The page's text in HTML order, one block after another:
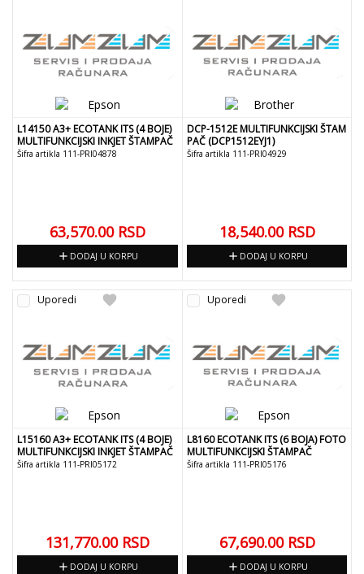
L14150 A3+ ECOTANK ITS (4 BOJE)
MULTIFUNKCIJSKI INKJET ŠTAMPAČ
Šifra artikla 111-PRI04878
63,570.00 RSD
add DODAJ U KORPU
DCP-1512E MULTIFUNKCIJSKI ŠTAM
PAČ (DCP1512EYJ1)
Šifra artikla 111-PRI04929
18,540.00 RSD
add DODAJ U KORPU
favorite
Uporedi
L15160 A3+ ECOTANK ITS (4 BOJE)
MULTIFUNKCIJSKI INKJET ŠTAMPAČ
Šifra artikla 111-PRI05172
131,770.00 RSD
add DODAJ U KORPU
favorite
Uporedi
L8160 ECOTANK ITS (6 BOJA) FOTO
MULTIFUNKCIJSKI ŠTAMPAČ
Šifra artikla 111-PRI05176
67,690.00 RSD
add DODAJ U KORPU